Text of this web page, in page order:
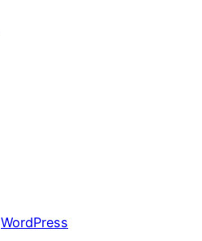
WordPress